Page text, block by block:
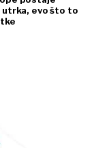
utrka, evo što to